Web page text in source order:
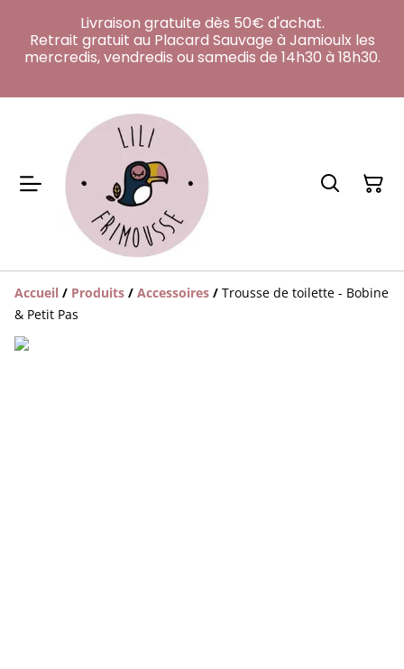
Livraison gratuite dès 50€ d'achat.
Retrait gratuit au Placard Sauvage à Jamioulx les
mercredis, vendredis ou samedis de 14h30 à 18h30.
Accueil / Produits / Accessoires / Trousse de toilette - Bobine
& Petit Pas